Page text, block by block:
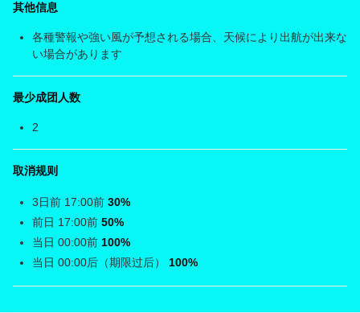
其他信息
各種警報や強い風が予想される場合、天候により出航が出来な
い場合があります
最少成团人数
2
取消规则
3日前 17:00前 30%
前日 17:00前 50%
当日 00:00前 100%
当日 00:00后（期限过后）
100%